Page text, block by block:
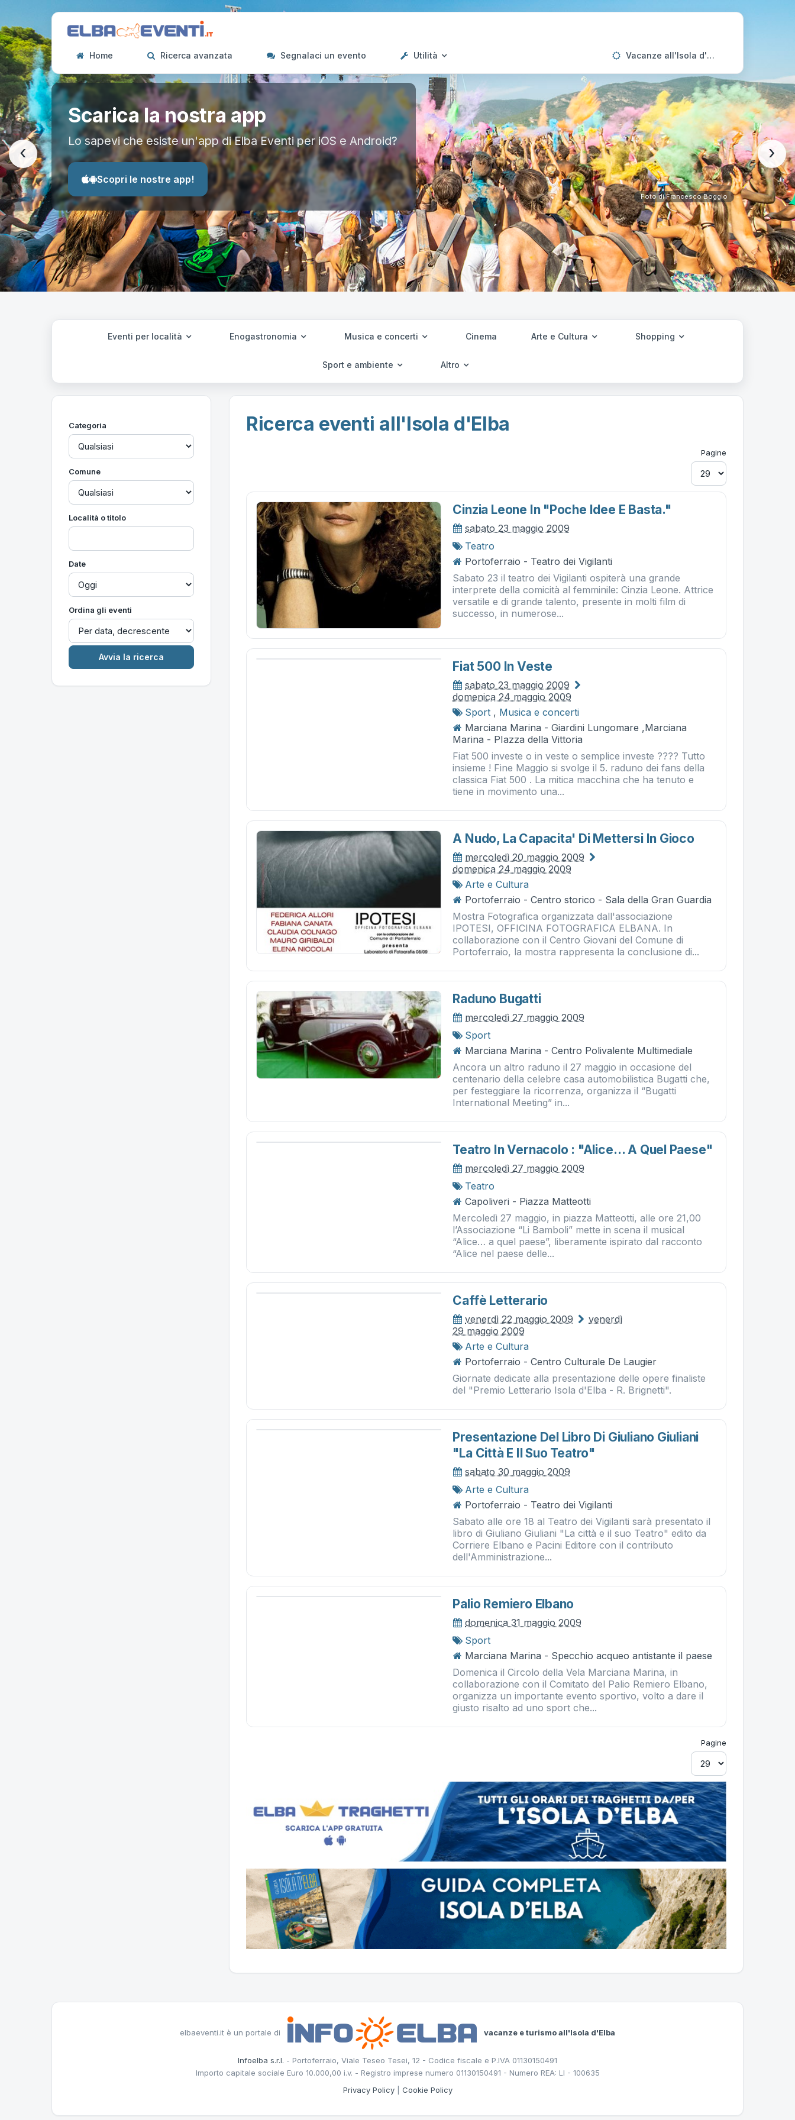
Home Ricerca avanzata Segnalaci un evento Utilità Vacanze all'Isola d'Elba
Scarica la nostra app
Lo sapevi che esiste un'app di Elba Eventi per iOS e Android?
Scopri le nostre app!
Foto di Francesco Boggio
‹ ›
Eventi per località Enogastronomia Musica e concerti Cinema Arte e Cultura Shopping
Sport e ambiente Altro
Categoria
Comune
Località o titolo
Date
Ordina gli eventi
Ricerca eventi all'Isola d'Elba
Pagine
Cinzia Leone In "poche Idee E Basta."
sabato 23 maggio 2009
Teatro
Portoferraio - Teatro dei Vigilanti
Sabato 23 il teatro dei Vigilanti ospiterà una grande
interprete della comicità al femminile: Cinzia Leone. Attrice
versatile e di grande talento, presente in molti film di
successo, in numerose...
Fiat 500 In Veste
sabato 23 maggio 2009
domenica 24 maggio 2009
Sport , Musica e concerti
Marciana Marina - Giardini Lungomare ,Marciana
Marina - PIazza della Vittoria
Fiat 500 investe o in veste o semplice investe ???? Tutto
insieme ! Fine Maggio si svolge il 5. raduno dei fans della
classica Fiat 500 . La mitica macchina che ha tenuto e
tiene in movimento una...
A Nudo, La Capacita' Di Mettersi In Gioco
mercoledì 20 maggio 2009
domenica 24 maggio 2009
Arte e Cultura
Portoferraio - Centro storico - Sala della Gran Guardia
Mostra Fotografica organizzata dall'associazione
IPOTESI, OFFICINA FOTOGRAFICA ELBANA. In
collaborazione con il Centro Giovani del Comune di
Portoferraio, la mostra rappresenta la conclusione di...
Raduno Bugatti
mercoledì 27 maggio 2009
Sport
Marciana Marina - Centro Polivalente Multimediale
Ancora un altro raduno il 27 maggio in occasione del
centenario della celebre casa automobilistica Bugatti che,
per festeggiare la ricorrenza, organizza il “Bugatti
International Meeting” in...
Teatro In Vernacolo : "alice… A Quel Paese"
mercoledì 27 maggio 2009
Teatro
Capoliveri - Piazza Matteotti
Mercoledì 27 maggio, in piazza Matteotti, alle ore 21,00
l’Associazione “Li Bamboli” mette in scena il musical
“Alice… a quel paese”, liberamente ispirato dal racconto
“Alice nel paese delle...
Caffè Letterario
venerdì 22 maggio 2009
venerdì
29 maggio 2009
Arte e Cultura
Portoferraio - Centro Culturale De Laugier
Giornate dedicate alla presentazione delle opere finaliste
del "Premio Letterario Isola d'Elba - R. Brignetti".
Presentazione Del Libro Di Giuliano Giuliani
"la Città E Il Suo Teatro"
sabato 30 maggio 2009
Arte e Cultura
Portoferraio - Teatro dei Vigilanti
Sabato alle ore 18 al Teatro dei Vigilanti sarà presentato il
libro di Giuliano Giuliani "La città e il suo Teatro" edito da
Corriere Elbano e Pacini Editore con il contributo
dell'Amministrazione...
Palio Remiero Elbano
domenica 31 maggio 2009
Sport
Marciana Marina - Specchio acqueo antistante il paese
Domenica il Circolo della Vela Marciana Marina, in
collaborazione con il Comitato del Palio Remiero Elbano,
organizza un importante evento sportivo, volto a dare il
giusto risalto ad uno sport che...
Pagine
elbaeventi.it è un portale di vacanze e turismo all'Isola d'Elba
Infoelba s.r.l. - Portoferraio, Viale Teseo Tesei, 12 - Codice fiscale e P.IVA 01130150491
Importo capitale sociale Euro 10.000,00 i.v. - Registro imprese numero 01130150491 - Numero REA: LI - 100635
Privacy Policy| Cookie Policy